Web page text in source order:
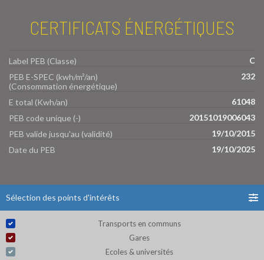
CERTIFICATS ÉNERGÉTIQUES
Label PEB (Classe)
C
PEB E-SPEC (kwh/m²/an)
(Consommation énergétique)
232
E total (Kwh/an)
61048
PEB code unique (-)
20151019006043
PEB valide jusqu'au (validité)
19/10/2015
Date du PEB
19/10/2025
Sélection des points d'intérêts
Transports en communs
Gares
Ecoles & universités